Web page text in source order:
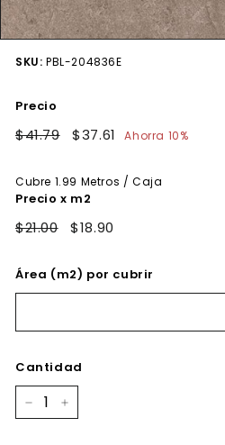
SKU: PBL-204836E
Precio
Precio
$41.79$41.79
Precio
$37.61 $37.61
Ahorra 10%
Cubre 1.99 Metros / Caja
Precio x m2
$21.00 $18.90
Área (m2) por cubrir
Cantidad